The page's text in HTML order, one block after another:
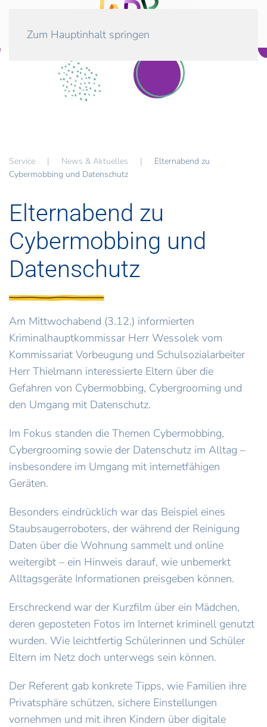
Zum Hauptinhalt springen
Service News & Aktuelles
Elternabend zu
Cybermobbing und Datenschutz
Elternabend zu
Cybermobbing und
Datenschutz
Am Mittwochabend (3.12.) informierten
Kriminalhauptkommissar Herr Wessolek vom
Kommissariat Vorbeugung und Schulsozialarbeiter
Herr Thielmann interessierte Eltern über die
Gefahren von Cybermobbing, Cybergrooming und
den Umgang mit Datenschutz.
Im Fokus standen die Themen Cybermobbing,
Cybergrooming sowie der Datenschutz im Alltag –
insbesondere im Umgang mit internetfähigen
Geräten.
Besonders eindrücklich war das Beispiel eines
Staubsaugerroboters, der während der Reinigung
Daten über die Wohnung sammelt und online
weitergibt – ein Hinweis darauf, wie unbemerkt
Alltagsgeräte Informationen preisgeben können.
Erschreckend war der Kurzfilm über ein Mädchen,
deren geposteten Fotos im Internet kriminell genutzt
wurden. Wie leichtfertig Schülerinnen und Schüler
Eltern im Netz doch unterwegs sein können.
Der Referent gab konkrete Tipps, wie Familien ihre
Privatsphäre schützen, sichere Einstellungen
vornehmen und mit ihren Kindern über digitale